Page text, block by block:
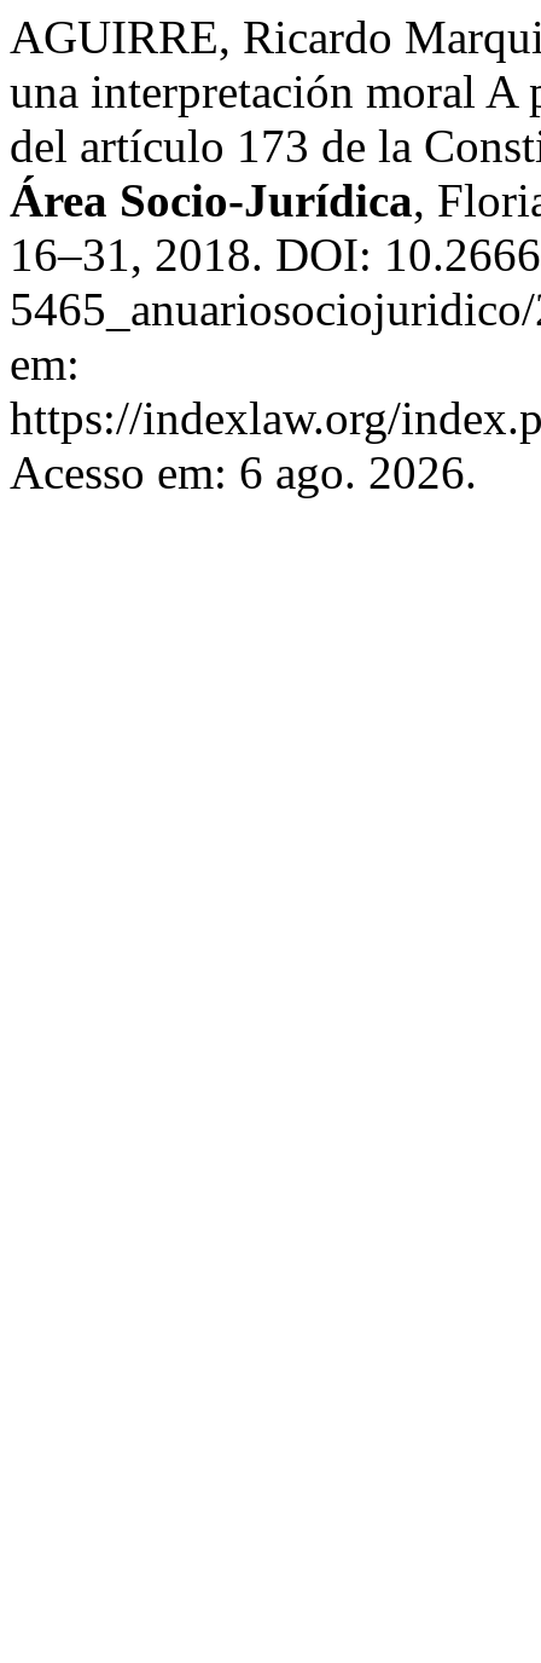
AGUIRRE, Ricardo
una interpretación moral A
del artículo 173 de la
Área Socio-Jurídica,
16–31, 2018. DOI:
em:
https://indexlaw.org/
Acesso em: 6 ago. 2026.